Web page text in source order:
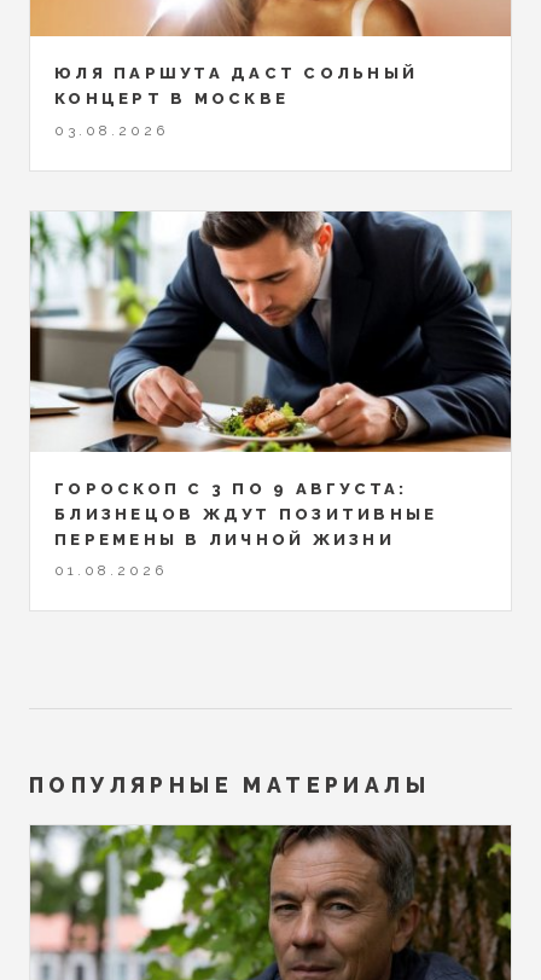
ЮЛЯ ПАРШУТА ДАСТ СОЛЬНЫЙ
КОНЦЕРТ В МОСКВЕ
03.08.2026
ГОРОСКОП С 3 ПО 9 АВГУСТА:
БЛИЗНЕЦОВ ЖДУТ ПОЗИТИВНЫЕ
ПЕРЕМЕНЫ В ЛИЧНОЙ ЖИЗНИ
01.08.2026
ПОПУЛЯРНЫЕ МАТЕРИАЛЫ